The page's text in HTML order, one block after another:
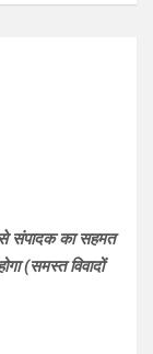
से संपादक का सहमत
(समस्त विवादों